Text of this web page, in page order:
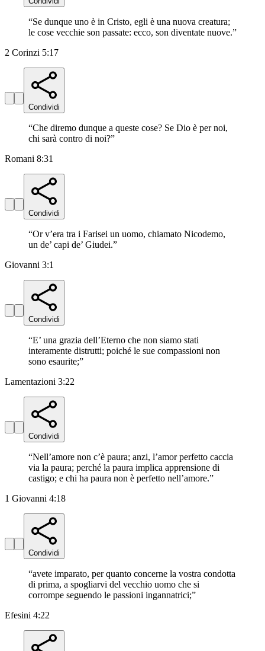
“Se dunque uno è in Cristo, egli è una nuova creatura;
le cose vecchie son passate: ecco, son diventate nuove.”
2 Corinzi 5:17
Condividi
“Che diremo dunque a queste cose? Se Dio è per noi,
chi sarà contro di noi?”
Romani 8:31
Condividi
“Or v’era tra i Farisei un uomo, chiamato Nicodemo,
un de’ capi de’ Giudei.”
Giovanni 3:1
Condividi
“E’ una grazia dell’Eterno che non siamo stati
interamente distrutti; poiché le sue compassioni non
sono esaurite;”
Lamentazioni 3:22
Condividi
“Nell’amore non c’è paura; anzi, l’amor perfetto caccia
via la paura; perché la paura implica apprensione di
castigo; e chi ha paura non è perfetto nell’amore.”
1 Giovanni 4:18
Condividi
“avete imparato, per quanto concerne la vostra condotta
di prima, a spogliarvi del vecchio uomo che si
corrompe seguendo le passioni ingannatrici;”
Efesini 4:22